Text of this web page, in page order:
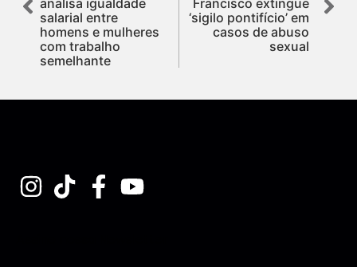
salarial entre
homens e mulheres
com trabalho
semelhante
‘sigilo pontifício’ em
casos de abuso
sexual